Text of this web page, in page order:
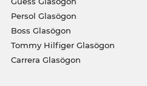
Persol Glasögon
Boss Glasögon
Tommy Hilfiger Glasögon
Carrera Glasögon